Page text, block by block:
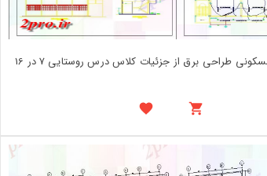
دانلود نقشه برق مسکونی طراحی برق از جزئیات کلاس درس روستایی 7 در 16